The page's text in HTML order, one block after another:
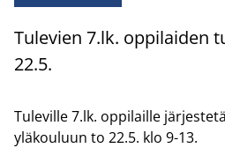
Tu­le­vien 7.lk. op­pi­lai­den
22.5.
Tu­le­vil­le 7.lk. op­pi­lail­le
ylä­kou­luun to 22.5. klo 9-13.